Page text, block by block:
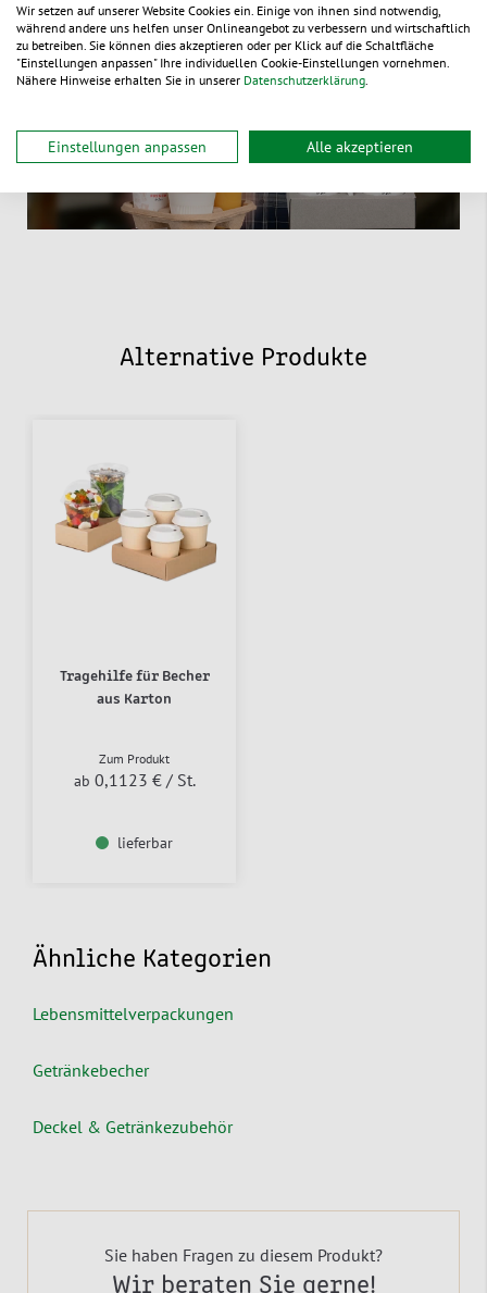
Alternative Produkte
Tragehilfe für Becher
aus Karton
Zum Produkt
ab 0,1123 € / St.
lieferbar
Ähnliche Kategorien
Lebensmittelverpackungen
Getränkebecher
Deckel & Getränkezubehör
Sie haben Fragen zu diesem Produkt?
Wir beraten Sie gerne!
Wir setzen auf unserer Website Cookies ein. Einige von ihnen sind notwendig,
während andere uns helfen unser Onlineangebot zu verbessern und wirtschaftlich
zu betreiben. Sie können dies akzeptieren oder per Klick auf die Schaltfläche
"Einstellungen anpassen" Ihre individuellen Cookie-Einstellungen vornehmen.
Nähere Hinweise erhalten Sie in unserer Datenschutzerklärung
Einstellungen anpassen Alle akzeptieren